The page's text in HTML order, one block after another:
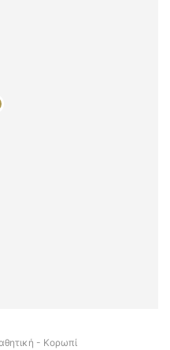
- Κορωπί